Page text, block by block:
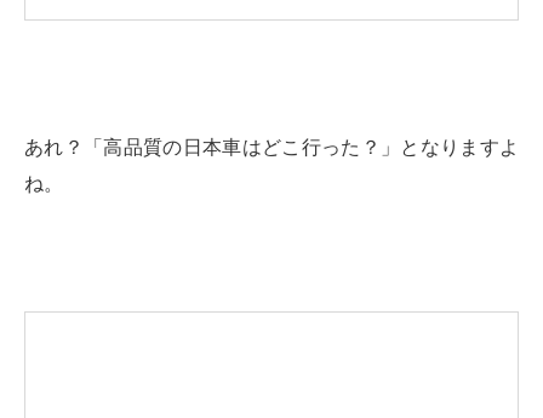
あれ？「高品質の日本車はどこ行った？」となりますよ
ね。